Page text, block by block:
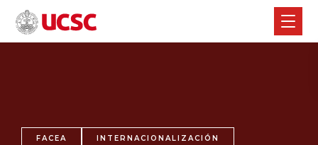
FACEA INTERNACIONALIZACIÓN